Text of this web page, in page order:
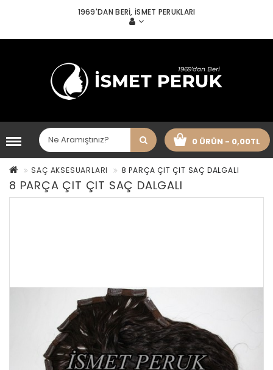
1969'DAN BERI, İSMET PERUKLARI
0 ÜRÜN - 0,00TL
SAÇ AKSESUARLARI 8 PARÇA ÇIT ÇIT SAÇ DALGALI
8 PARÇA ÇIT ÇIT SAÇ DALGALI